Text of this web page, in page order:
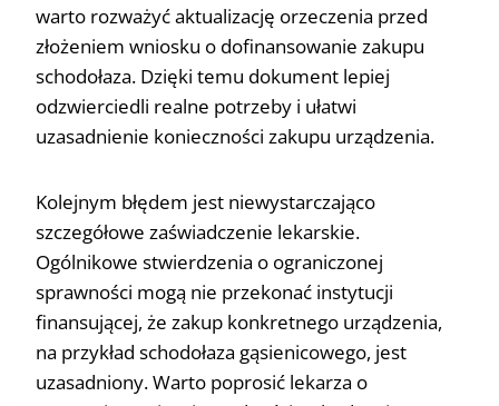
warto rozważyć aktualizację orzeczenia przed
złożeniem wniosku o dofinansowanie zakupu
schodołaza. Dzięki temu dokument lepiej
odzwierciedli realne potrzeby i ułatwi
uzasadnienie konieczności zakupu urządzenia.
Kolejnym błędem jest niewystarczająco
szczegółowe zaświadczenie lekarskie.
Ogólnikowe stwierdzenia o ograniczonej
sprawności mogą nie przekonać instytucji
finansującej, że zakup konkretnego urządzenia,
na przykład schodołaza gąsienicowego, jest
uzasadniony. Warto poprosić lekarza o